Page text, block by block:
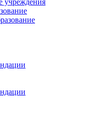
учреждения